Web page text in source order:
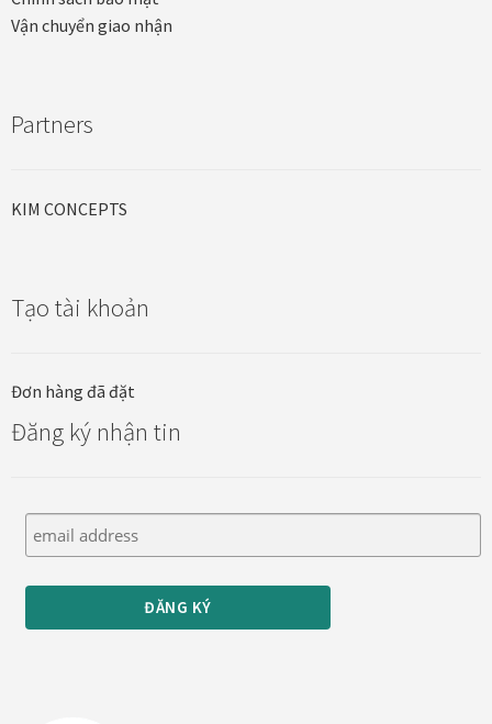
Đóng khung ảnh
Đóng khung tranh canvas – tranh sơn dầu
Đóng khung tranh thêu
Giỏ hàng
Giới Thiệu Mia Home
In tranh treo tường theo yêu cầu
Vận chuyển giao nhận
Partners
KIM CONCEPTS
Tạo tài khoản
Đơn hàng đã đặt
Đăng ký nhận tin